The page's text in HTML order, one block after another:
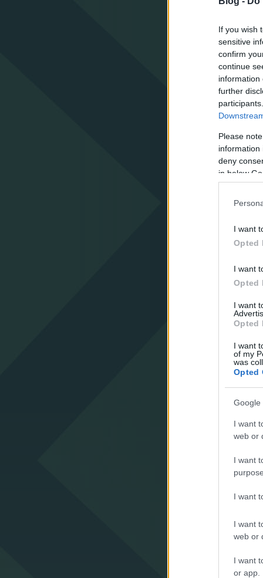
If you wish
sensitive
confirm
continue
information
further
Please
information
deny
in below
I want
Opted
I want
Opted
I want
Opted
I want
of my
was
Opted
Google
I want
web or
I want
I want
I want
web or
I want
or app.